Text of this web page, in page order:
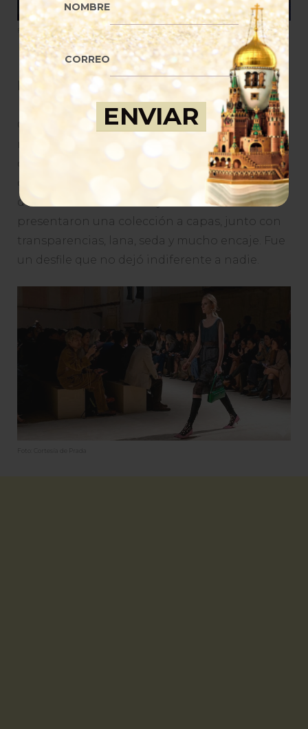
NOMBRE
CORREO
Foto: Stuart C. Wilson/Getty Images
Prada y su upcyclingde modelos
Con la idea de que una misma mujer puede ser
muchas a la vez,
hizo hasta 4 cambios
con las mismas 15 modelos durante su desfile
otoño-invierno 2026/2027 en Milán. La pareja
de creativos Raf Simons y Miuccia Prada
presentaron una colección a capas, junto con
transparencias, lana, seda y mucho encaje. Fue
un desfile que no dejó indiferente a nadie.
Foto: Cortesía de Prada